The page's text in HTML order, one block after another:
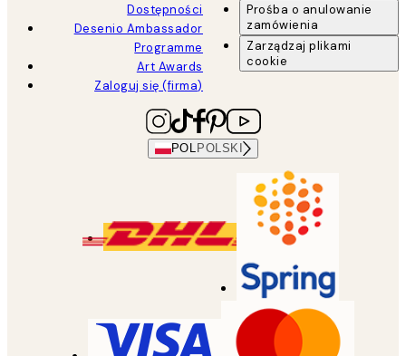
Dostępności
Desenio Ambassador
Programme
Art Awards
Zaloguj się (firma)
Prośba o anulowanie
zamówienia
Zarządzaj plikami
cookie
POL POLSKI